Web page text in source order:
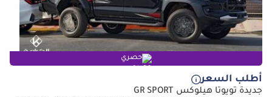
حصري
أطلب السعر
جديدة تويوتا هيلوكس GR SPORT